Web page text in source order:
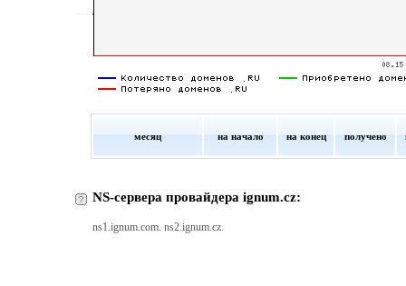
месяц на начало на конец получено
NS-сервера провайдера ignum.cz:
ns1.ignum.com. ns2.ignum.cz.